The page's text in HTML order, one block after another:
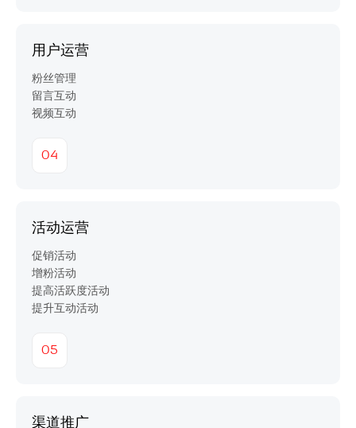
用户运营
粉丝管理
留言互动
视频互动
04
活动运营
促销活动
增粉活动
提高活跃度活动
提升互动活动
05
渠道推广